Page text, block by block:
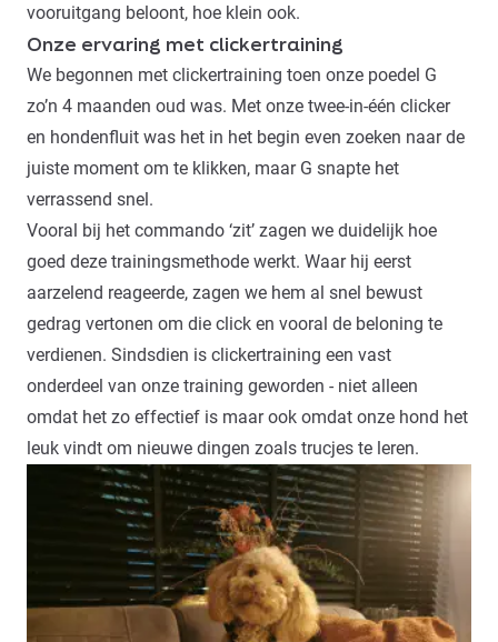
vooruitgang beloont, hoe klein ook.
Onze ervaring met clickertraining
We begonnen met clickertraining toen onze poedel G
zo’n 4 maanden oud was. Met onze twee-in-één clicker
en hondenfluit was het in het begin even zoeken naar de
juiste moment om te klikken, maar G snapte het
verrassend snel.
Vooral bij het commando ‘zit’ zagen we duidelijk hoe
goed deze trainingsmethode werkt. Waar hij eerst
aarzelend reageerde, zagen we hem al snel bewust
gedrag vertonen om die click en vooral de beloning te
verdienen. Sindsdien is clickertraining een vast
onderdeel van onze training geworden - niet alleen
omdat het zo effectief is maar ook omdat onze hond het
leuk vindt om nieuwe dingen zoals trucjes te leren.